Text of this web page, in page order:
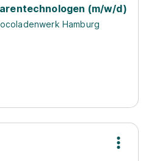
(m/w/d)
Hamburg